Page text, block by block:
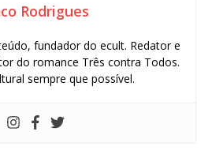
Rodrigues
fundador do ecult. Redator e
do romance Três contra Todos.
sempre que possível.